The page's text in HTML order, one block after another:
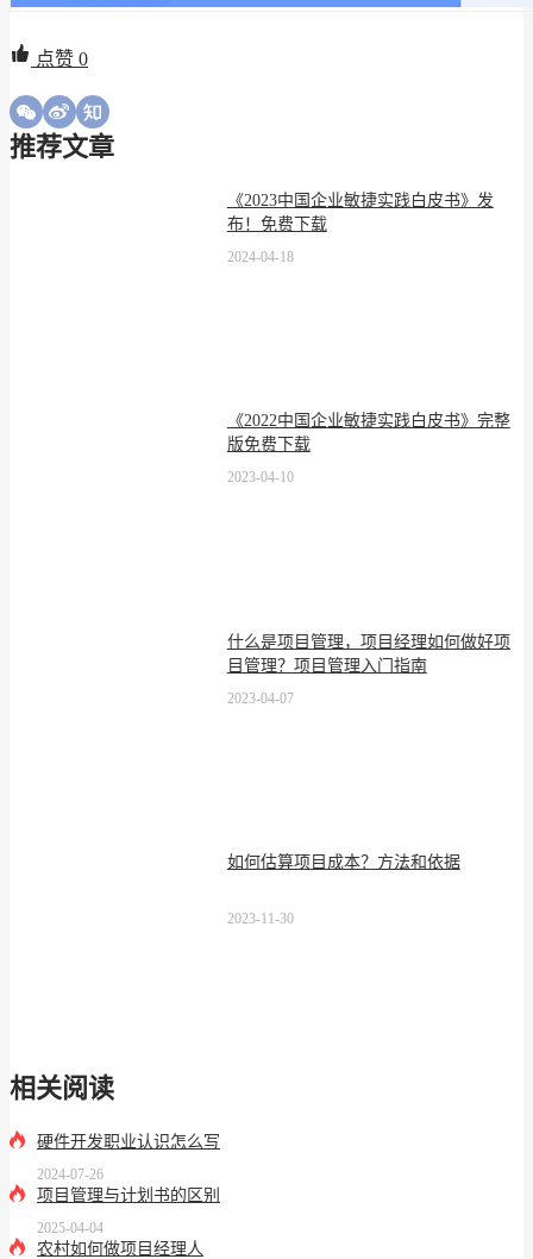
点赞 0
推荐文章
《2023中国企业敏捷实践白皮书》发
布！免费下载
2024-04-18
《2022中国企业敏捷实践白皮书》完整
版免费下载
2023-04-10
什么是项目管理，项目经理如何做好项
目管理？项目管理入门指南
2023-04-07
如何估算项目成本？方法和依据
2023-11-30
相关阅读
硬件开发职业认识怎么写
2024-07-26
项目管理与计划书的区别
2025-04-04
农村如何做项目经理人